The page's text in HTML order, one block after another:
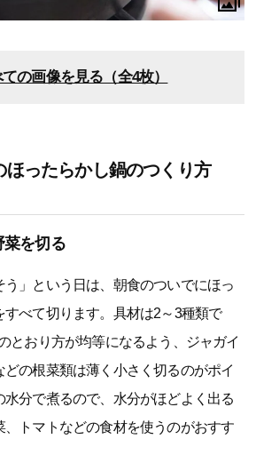
の画像を見る（全4枚）
ほったらかし鍋のつくり方
菜を切る
う」という日は、朝食のついでにほっ
すべて切ります。具材は2～3種類で
とおり方が均等になるよう、ジャガイ
の根菜類は薄く小さく切るのがポイ
水分で煮るので、水分がほどよく出る
、トマトなどの食材を使うのがおすす